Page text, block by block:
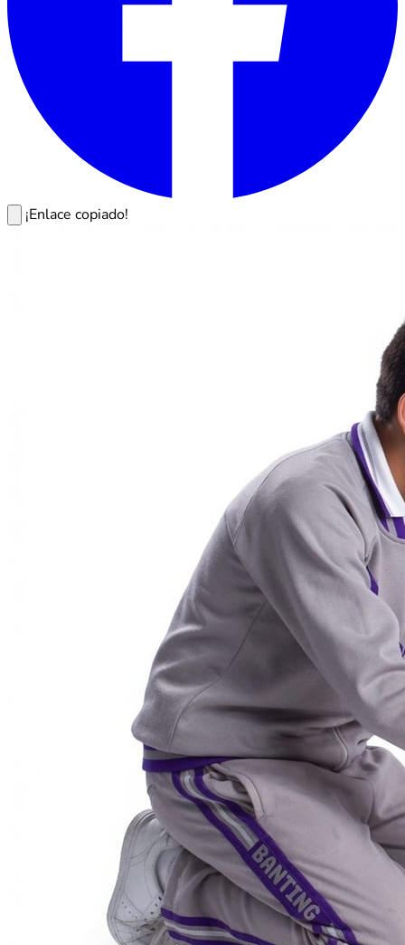
¡Enlace copiado!